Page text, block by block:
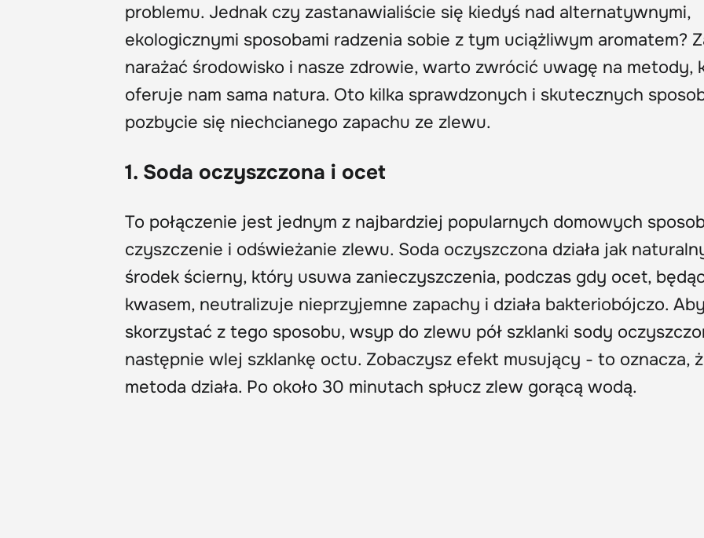
problemu. Jednak czy zastanawialiście się kiedyś nad alternatywnymi,
ekologicznymi sposobami radzenia sobie z tym uciążliwym aromatem?
narażać środowisko i nasze zdrowie, warto zwrócić uwagę na metody,
oferuje nam sama natura. Oto kilka sprawdzonych i skutecznych
pozbycie się niechcianego zapachu ze zlewu.
1. Soda oczyszczona i ocet
To połączenie jest jednym z najbardziej popularnych domowych
czyszczenie i odświeżanie zlewu. Soda oczyszczona działa jak
środek ścierny, który usuwa zanieczyszczenia, podczas gdy ocet,
kwasem, neutralizuje nieprzyjemne zapachy i działa bakteriobójczo.
skorzystać z tego sposobu, wsyp do zlewu pół szklanki sody
następnie wlej szklankę octu. Zobaczysz efekt musujący - to oznacza,
metoda działa. Po około 30 minutach spłucz zlew gorącą wodą.